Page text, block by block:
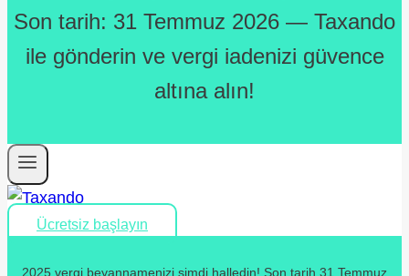
Son tarih: 31 Temmuz 2026 — Taxando
ile gönderin ve vergi iadenizi güvence
altına alın!
Ücretsiz başlayın
2025 vergi beyannamenizi şimdi halledin! Son tarih 31 Temmuz